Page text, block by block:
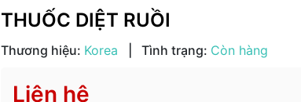
THUỐC DIỆT RUỒI
Thương hiệu: Korea Tình trạng: Còn hàng
Liên hệ